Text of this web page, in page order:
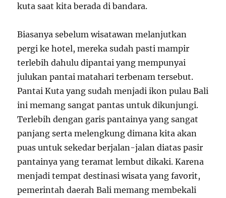
kuta saat kita berada di bandara.
Biasanya sebelum wisatawan melanjutkan
pergi ke hotel, mereka sudah pasti mampir
terlebih dahulu dipantai yang mempunyai
julukan pantai matahari terbenam tersebut.
Pantai Kuta yang sudah menjadi ikon pulau Bali
ini memang sangat pantas untuk dikunjungi.
Terlebih dengan garis pantainya yang sangat
panjang serta melengkung dimana kita akan
puas untuk sekedar berjalan-jalan diatas pasir
pantainya yang teramat lembut dikaki. Karena
menjadi tempat destinasi wisata yang favorit,
pemerintah daerah Bali memang membekali